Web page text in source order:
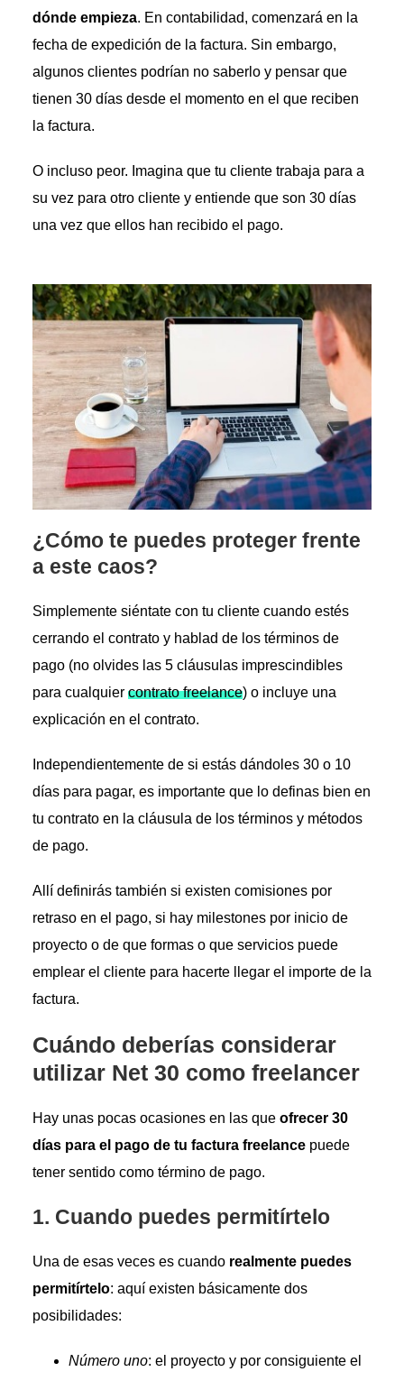
dónde empieza. En contabilidad, comenzará en la
fecha de expedición de la factura. Sin embargo,
algunos clientes podrían no saberlo y pensar que
tienen 30 días desde el momento en el que reciben
la factura.
O incluso peor. Imagina que tu cliente trabaja para a
su vez para otro cliente y entiende que son 30 días
una vez que ellos han recibido el pago.
¿Cómo te puedes proteger frente
a este caos?
Simplemente siéntate con tu cliente cuando estés
cerrando el contrato y hablad de los términos de
pago (no olvides las 5 cláusulas imprescindibles
para cualquier contrato freelance) o incluye una
explicación en el contrato.
Independientemente de si estás dándoles 30 o 10
días para pagar, es importante que lo definas bien en
tu contrato en la cláusula de los términos y métodos
de pago.
Allí definirás también si existen comisiones por
retraso en el pago, si hay milestones por inicio de
proyecto o de que formas o que servicios puede
emplear el cliente para hacerte llegar el importe de la
factura.
Cuándo deberías considerar
utilizar Net 30 como freelancer
Hay unas pocas ocasiones en las que ofrecer 30
días para el pago de tu factura freelance puede
tener sentido como término de pago.
1. Cuando puedes permitírtelo
Una de esas veces es cuando realmente puedes
permitírtelo: aquí existen básicamente dos
posibilidades:
Número uno: el proyecto y por consiguiente el